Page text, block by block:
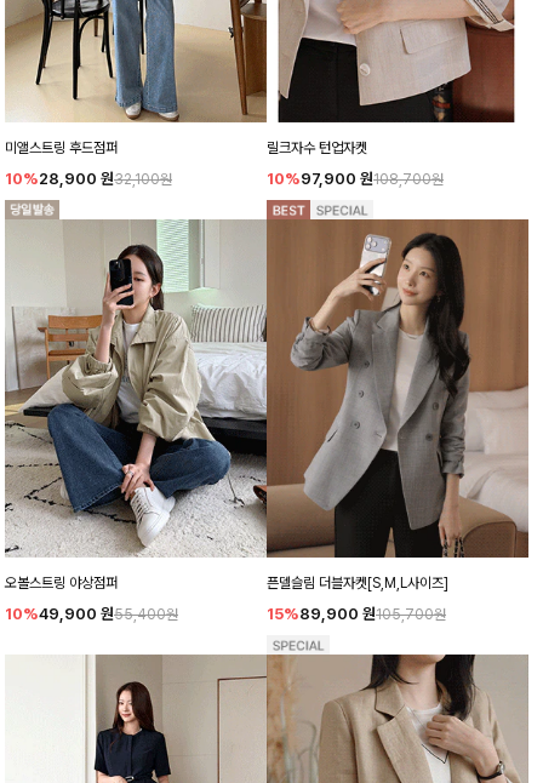
미앨스트링 후드점퍼
10%28,900 원32,100원
릴크자수 턴업자켓
10%97,900 원108,700원
오볼스트링 야상점퍼
10%49,900 원55,400원
픈델슬림 더블자켓[S,M,L사이즈]
15%89,900 원105,700원